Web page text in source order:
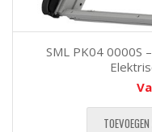
SML PK04 0000S